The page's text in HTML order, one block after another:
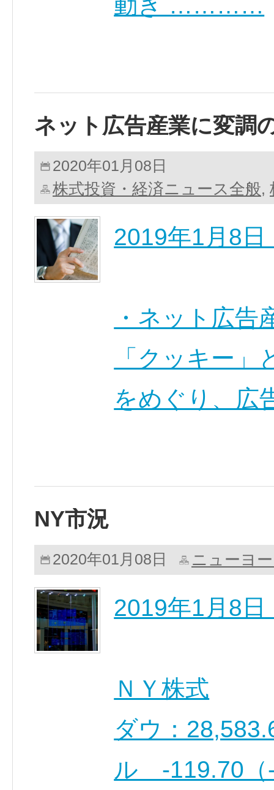
ネット広告産業に変調
2020年01月08日
株式投資・経済ニュース全般,
2019年1月8
・ネット広告
「クッキー
をめぐり、
NY市況
2020年01月08日 ニューヨ
2019年1月8
ＮＹ株式
ダウ：
ル -119.70（-